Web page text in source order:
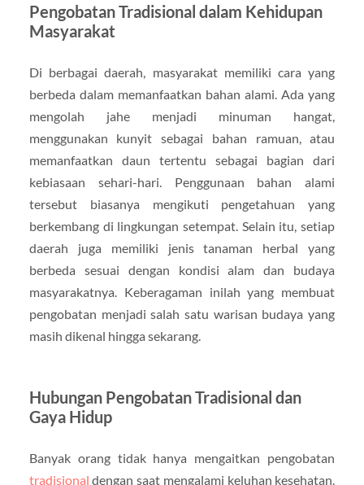
Pengobatan Tradisional dalam Kehidupan
Masyarakat
Di berbagai daerah, masyarakat memiliki cara yang
berbeda dalam memanfaatkan bahan alami. Ada yang
mengolah jahe menjadi minuman hangat,
menggunakan kunyit sebagai bahan ramuan, atau
memanfaatkan daun tertentu sebagai bagian dari
kebiasaan sehari-hari. Penggunaan bahan alami
tersebut biasanya mengikuti pengetahuan yang
berkembang di lingkungan setempat. Selain itu, setiap
daerah juga memiliki jenis tanaman herbal yang
berbeda sesuai dengan kondisi alam dan budaya
masyarakatnya. Keberagaman inilah yang membuat
pengobatan menjadi salah satu warisan budaya yang
masih dikenal hingga sekarang.
Hubungan Pengobatan Tradisional dan
Gaya Hidup
Banyak orang tidak hanya mengaitkan pengobatan
tradisional dengan saat mengalami keluhan kesehatan.